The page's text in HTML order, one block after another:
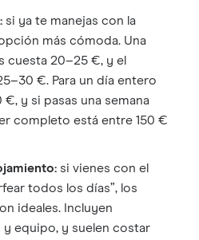
si ya te manejas con la
más cómoda. Una
cuesta 20–25 €, y el
€. Para un día entero
y si pasas una semana
completo está entre 150 €
si vienes con el
todos los días”, los
ideales. Incluyen
y equipo, y suelen costar